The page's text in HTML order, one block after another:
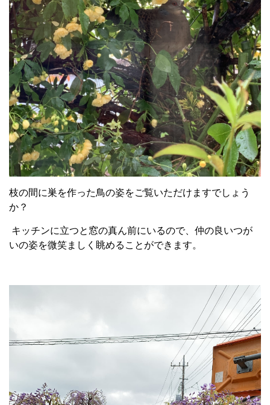
枝の間に巣を作った鳥の姿をご覧いただけますでしょう
か？
キッチンに立つと窓の真ん前にいるので、仲の良いつが
いの姿を微笑ましく眺めることができます。